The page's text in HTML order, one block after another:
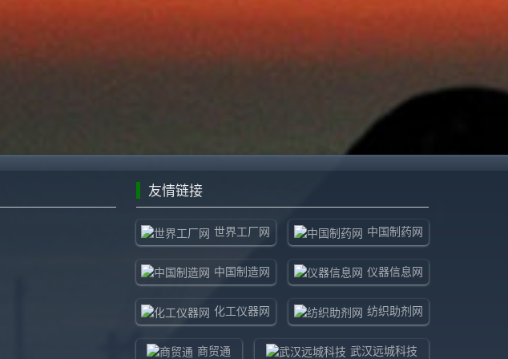
友情链接
世界工厂网 中国制药网
中国制造网 仪器信息网
化工仪器网 纺织助剂网
商贸通 武汉远城科技